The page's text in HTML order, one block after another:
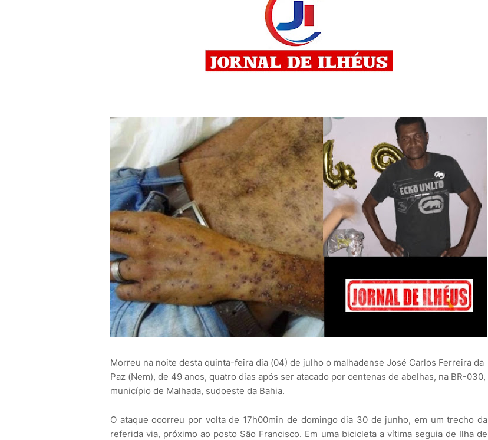
Morreu na noite desta quinta-feira dia (04) de julho o malhadense José Carlos Ferreira da
Paz (Nem), de 49 anos, quatro dias após ser atacado por centenas de abelhas, na BR-030,
município de Malhada, sudoeste da Bahia.
O ataque ocorreu por volta de 17h00min de domingo dia 30 de junho, em um trecho da
referida via, próximo ao posto São Francisco. Em uma bicicleta a vítima seguia de Ilha de